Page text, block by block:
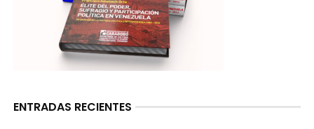
ENTRADAS RECIENTES